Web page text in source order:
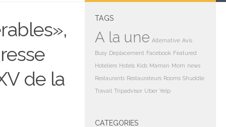
de la
TAGS
A la une Alternative Avis
Busy Deplacement Facebook Featured
Hoteliers Hotels Kids Maman Mom news
Restaurants Restaurateurs Rooms Shuddle
Travail Tripadvisor Uber Yelp
CATEGORIES